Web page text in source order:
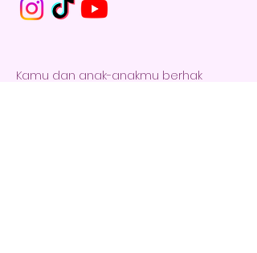
Kamu dan anak-anakmu berhak